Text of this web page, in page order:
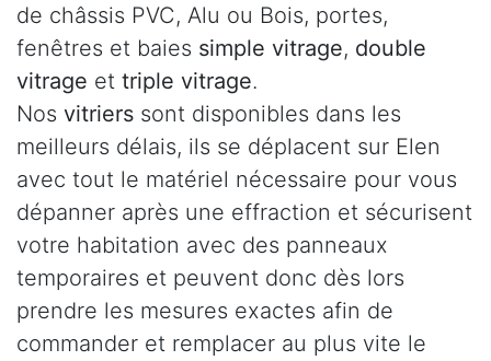
de châssis PVC, Alu ou Bois, portes,
fenêtres et baies simple vitrage, double
vitrage et triple vitrage.
Nos vitriers sont disponibles dans les
meilleurs délais, ils se déplacent sur Elen
avec tout le matériel nécessaire pour vous
dépanner après une effraction et sécurisent
votre habitation avec des panneaux
temporaires et peuvent donc dès lors
prendre les mesures exactes afin de
commander et remplacer au plus vite le